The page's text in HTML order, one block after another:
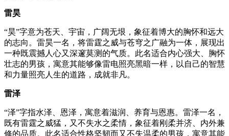
雷昊
“昊”字意为苍天、宇宙，广阔无垠，象征着博大的胸怀和远大
的志向。雷昊一名，将雷霆之威与苍穹之广融为一体，展现出
一种既震撼人心又深邃莫测的气质。此名适合内心强大、胸怀
壮志的男孩，寓意其能够像雷电照亮黑暗一样，以自己的智慧
和力量照亮人生的道路，成就非凡。
雷泽
“泽”字指水泽、恩泽，寓意着滋润、养育与恩惠。雷泽一名，
既有雷霆之威猛，又不失水之柔情，象征着刚柔并济、内外兼
修的品质。此名适合性格坚韧而又不失温柔的男孩，寓意其能